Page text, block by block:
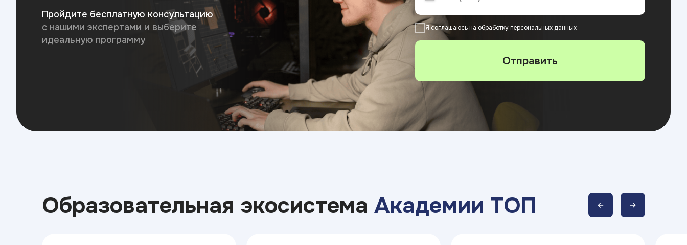
Пройдите бесплатную консультацию
с нашими экспертами и выберите
идеальную программу
Я соглашаюсь на обработку персональных данных
Отправить
Образовательная экосистема Академии ТОП